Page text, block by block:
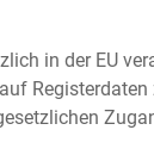
in der EU